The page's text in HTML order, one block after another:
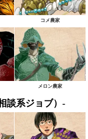
コメ農家
メロン農家
談系ジョブ）-